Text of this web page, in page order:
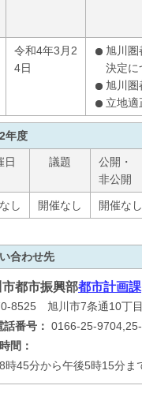
令和4年3月2
4日
旭川
決定に
旭川圏
立地適
年度
日 議題
公開・
非公開
し 開催なし 開催なし
合わせ先
市都市振興部都市計画課
8525 旭川市7条通10丁
話番号： 0166-25-
間：
時45分から午後5時15分ま